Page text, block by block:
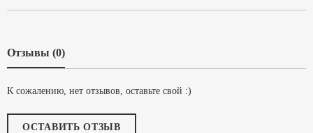
Отзывы (0)
К сожалению, нет отзывов, оставьте свой :)
ОСТАВИТЬ ОТЗЫВ